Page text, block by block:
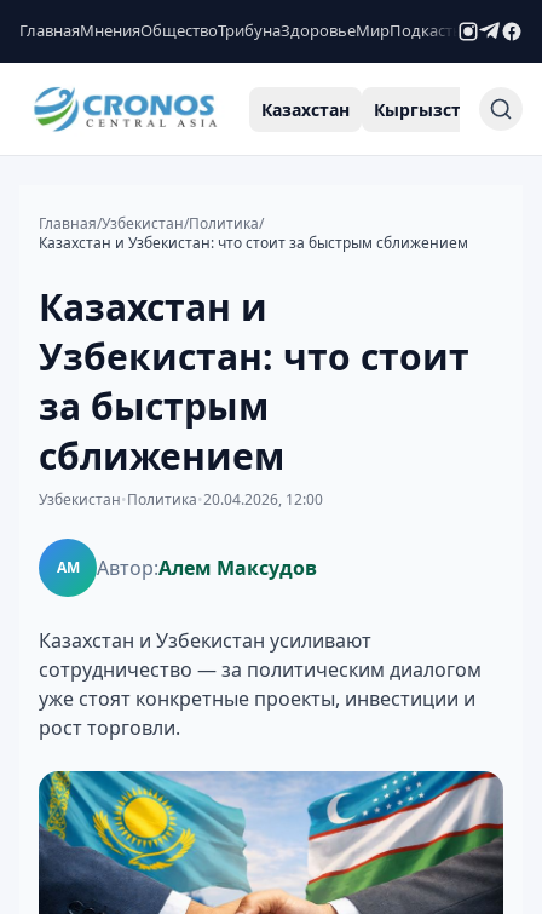
ГлавнаяМненияОбществоТрибунаЗдоровьеМирПодкастыРейтинги
Казахстан Кыргызстан
Главная/Узбекистан/Политика/
Казахстан и Узбекистан: что стоит за быстрым сближением
Казахстан и
Узбекистан: что стоит
за быстрым
сближением
Узбекистан•Политика•20.04.2026, 12:00
АМ Автор:Алем Максудов
Казахстан и Узбекистан усиливают
сотрудничество — за политическим диалогом
уже стоят конкретные проекты, инвестиции и
рост торговли.